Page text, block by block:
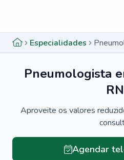
Especialidades
Pneumologista
RN
Aproveite os valores
Agendar